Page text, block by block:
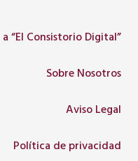
“El Consistorio Digital”
Sobre Nosotros
Aviso Legal
Política de privacidad